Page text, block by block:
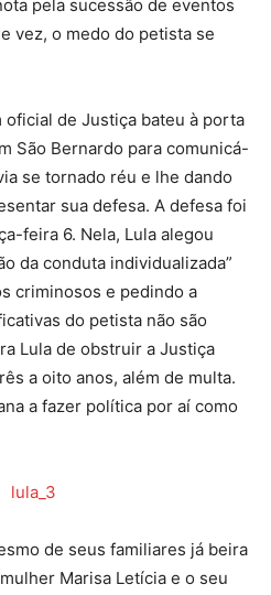
pela sucessão de eventos
vez, o medo do petista se
oficial de Justiça bateu à porta
São Bernardo para comunicá-
se tornado réu e lhe dando
sua defesa. A defesa foi
feira 6. Nela, Lula alegou
da conduta individualizada”
criminosos e pedindo a
do petista não são
Lula de obstruir a Justiça
a oito anos, além de multa.
a fazer política por aí como
de seus familiares já beira
Marisa Letícia e o seu